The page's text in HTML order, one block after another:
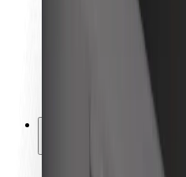
Bezpečnost cestujících